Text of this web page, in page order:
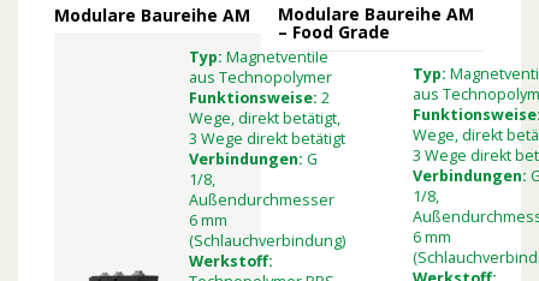
Modulare Baureihe AM
Typ: Magnetventile
aus Technopolymer
Funktionsweise: 2
Wege, direkt betätigt,
3 Wege direkt betätigt
Verbindungen: G
1/8,
Außendurchmesser
6 mm
(Schlauchverbindung)
Werkstoff:
Modulare Baureihe AM
– Food Grade
Typ:
aus
Wege, direkt
3 Wege direkt
Verbindungen:
1/8,
6 mm